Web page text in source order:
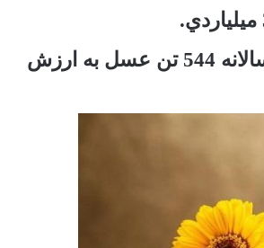
خبرگزاری آریا- مدیرجهاد کشاورزی شهرستان قائم شهر ، سالانه 544 تن عسل به ارزش